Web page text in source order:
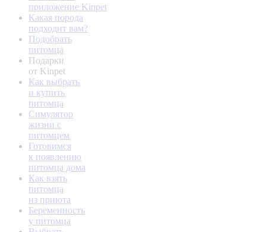
приложение Kinpet
Какая порода
подходит вам?
Подобрать
питомца
Подарки
от Kinpet
Как выбрать
и купить
питомца
Симулятор
жизни с
питомцем
Готовимся
к появлению
питомца дома
Как взять
питомца
из приюта
Беременность
у питомца